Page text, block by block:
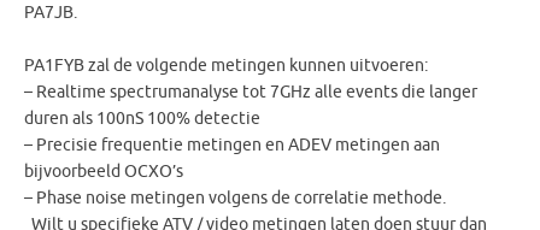
PA7JB.
PA1FYB zal de volgende metingen kunnen uitvoeren:
– Realtime spectrumanalyse tot 7GHz alle events die langer
duren als 100nS 100% detectie
– Precisie frequentie metingen en ADEV metingen aan
bijvoorbeeld OCXO’s
– Phase noise metingen volgens de correlatie methode.
Wilt u specifieke ATV / video metingen laten doen stuur dan